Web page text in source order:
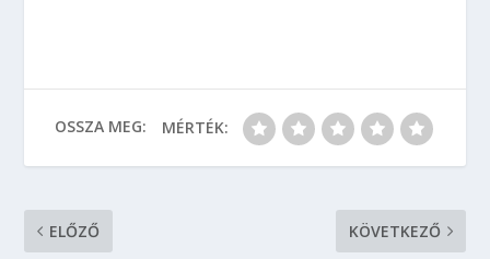
OSSZA MEG: MÉRTÉK:
ELŐZŐ KÖVETKEZŐ